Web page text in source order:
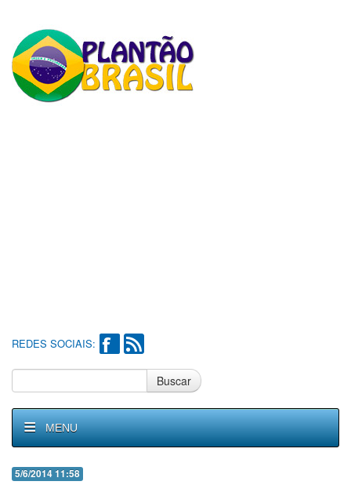
REDES SOCIAIS:
Buscar
MENU
5/6/2014 11:58